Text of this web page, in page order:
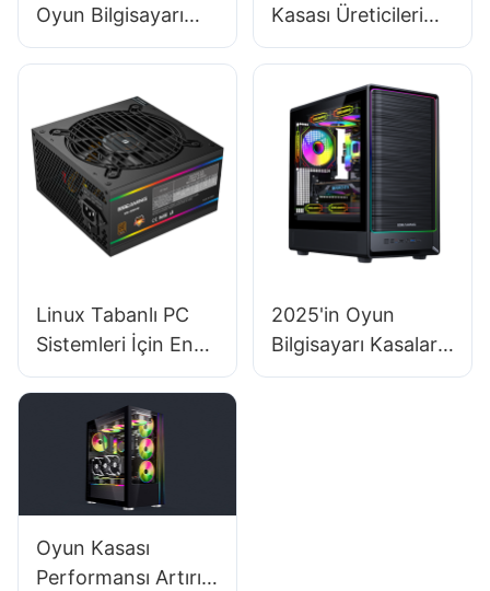
Oyun Bilgisayarı
Kasasında Hangi
Aramalısınız?
Kasası Üreticileri
İçin Hangi
En Etkilidir?
Linux Tabanlı PC
Sistemleri İçin En
İyi PC Güç
Kaynakları
Hangileridir?
2025'in Oyun
Bilgisayarı Kasaları:
Hangi Markalar En
Oyun Kasası
Performansı Artırır